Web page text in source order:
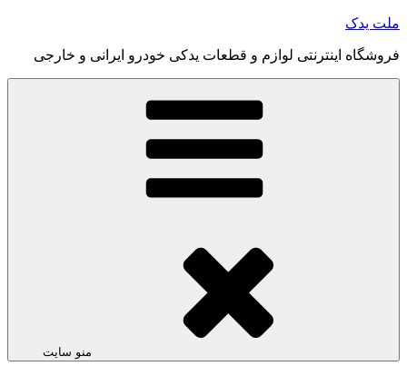
رفتن
محتوا
ملت یدک
فروشگاه اینترنتی لوازم و قطعات یدکی خودرو ایرانی و خارجی
منو سایت